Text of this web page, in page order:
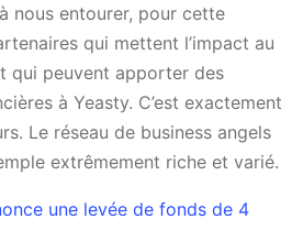
nous entourer, pour cette
qui mettent l’impact au
qui peuvent apporter des
à Yeasty. C’est exactement
Le réseau de business angels
extrêmement riche et varié.
une levée de fonds de 4